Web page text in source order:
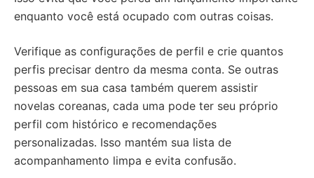
enquanto você está ocupado com outras coisas.
Verifique as configurações de perfil e crie quantos
perfis precisar dentro da mesma conta. Se outras
pessoas em sua casa também querem assistir
novelas coreanas, cada uma pode ter seu próprio
perfil com histórico e recomendações
personalizadas. Isso mantém sua lista de
acompanhamento limpa e evita confusão.